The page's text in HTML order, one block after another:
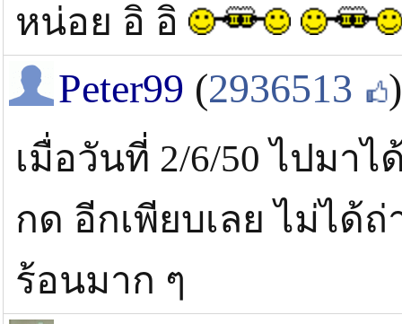
หน่อย อิ อิ
Peter99 (2936513 )
เมื่อวันที่ 2/6/50 ไปมา
กด อีกเพียบเลย ไม่ได้
ร้อนมาก ๆ